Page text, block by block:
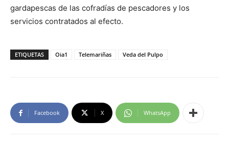
gardapescas de las cofradías de pescadores y los
servicios contratados al efecto.
ETIQUETAS Oia1 Telemariñas Veda del Pulpo
Facebook X WhatsApp